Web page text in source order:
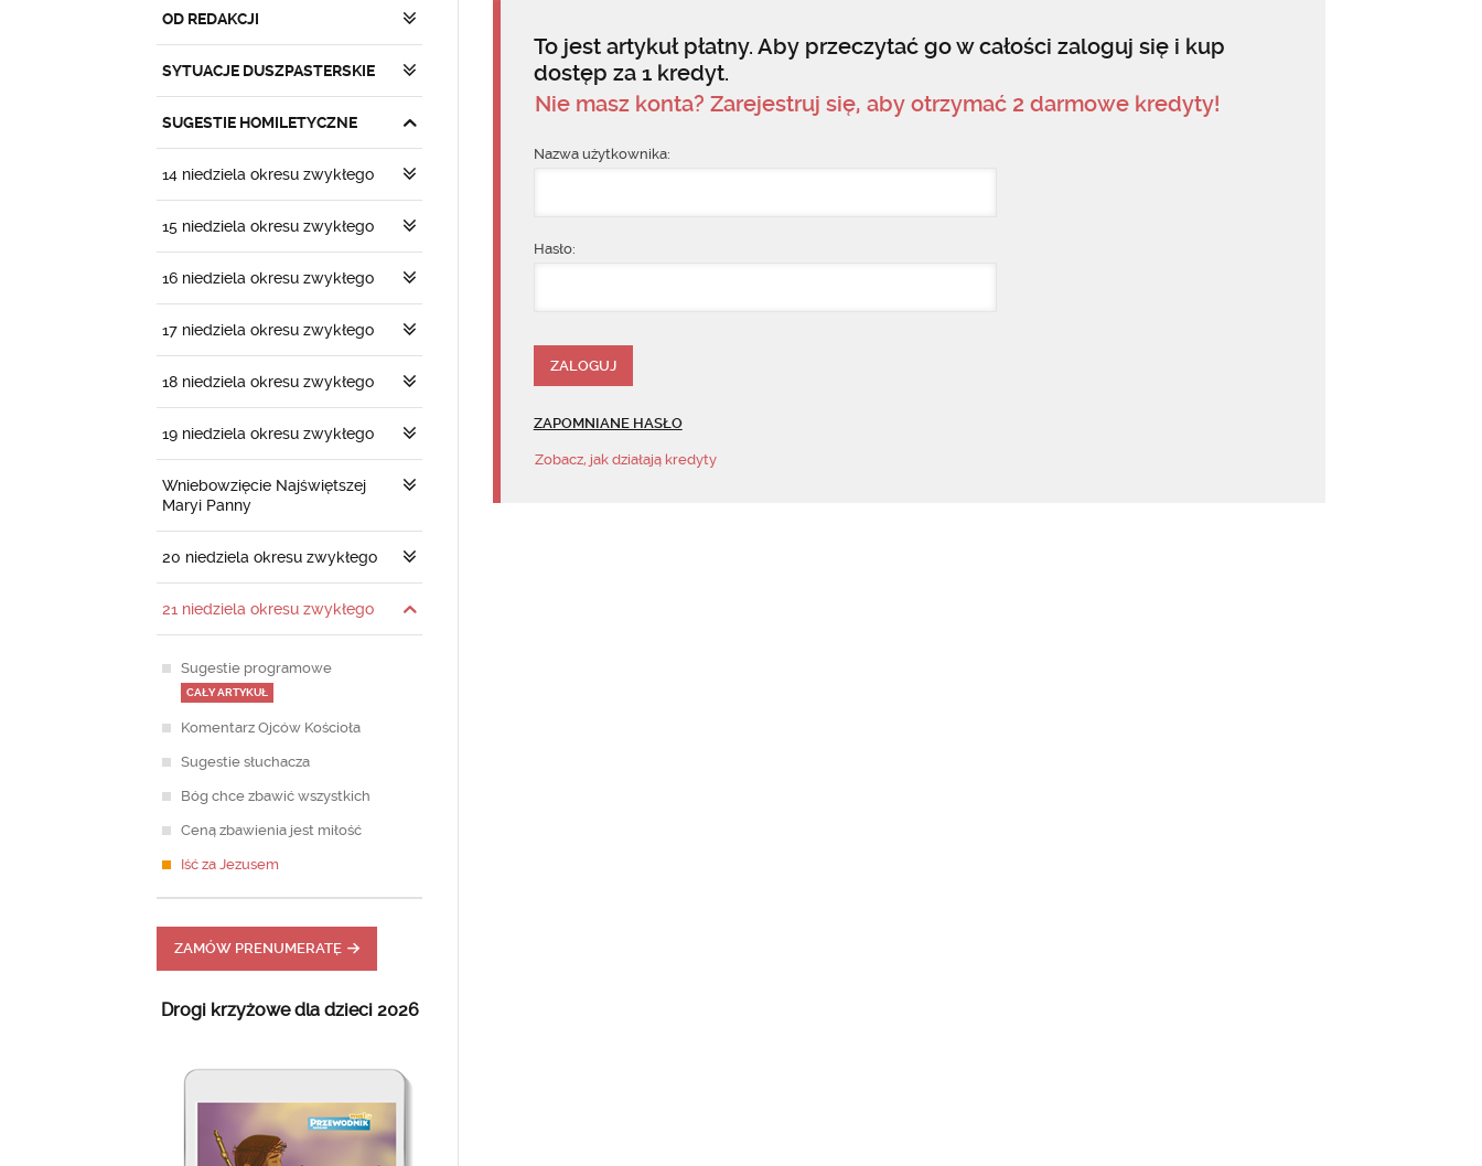
OD REDAKCJI
SYTUACJE DUSZPASTERSKIE
SUGESTIE HOMILETYCZNE
14 niedziela okresu zwykłego
15 niedziela okresu zwykłego
16 niedziela okresu zwykłego
17 niedziela okresu zwykłego
18 niedziela okresu zwykłego
19 niedziela okresu zwykłego
Wniebowzięcie Najświętszej
Maryi Panny
20 niedziela okresu zwykłego
21 niedziela okresu zwykłego
Sugestie programowe
CAŁY ARTYKUŁ
Komentarz Ojców Kościoła
Sugestie słuchacza
Bóg chce zbawić wszystkich
Ceną zbawienia jest miłość
Iść za Jezusem
ZAMÓW PRENUMERATĘ
Drogi krzyżowe dla dzieci 2026
To jest artykuł płatny. Aby przeczytać go w całości zaloguj się i kup
dostęp za 1 kredyt.
Nie masz konta? Zarejestruj się, aby otrzymać 2 darmowe kredyty!
Nazwa użytkownika:
Hasło:
ZAPOMNIANE HASŁO
Zobacz, jak działają kredyty